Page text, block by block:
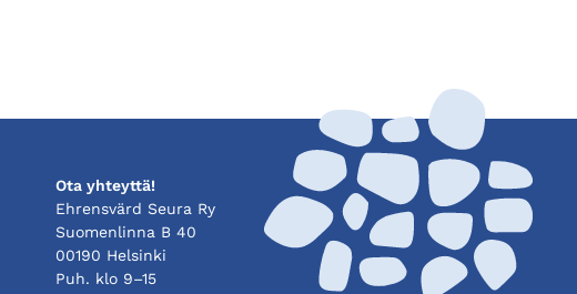
Ota yhteyttä!
Ehrensvärd Seura Ry
Suomenlinna B 40
00190 Helsinki
Puh. klo 9–15